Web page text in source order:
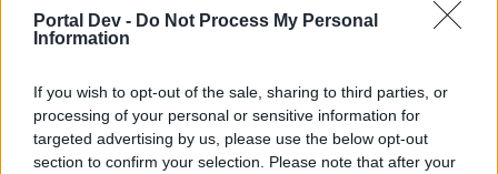
Portal Dev - Do Not Process My Personal
Information
If you wish to opt-out of the sale, sharing to third parties, or
processing of your personal or sensitive information for
targeted advertising by us, please use the below opt-out
section to confirm your selection. Please note that after your
Terugkoppeling Ddos aanval op BP
spellen - deel 2
Recente posts